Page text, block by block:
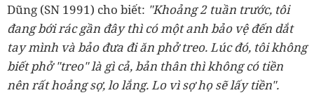
Dũng (SN 1991) cho biết: "Khoảng 2 tuần trước, tôi
đang bới rác gần đây thì có một anh bảo vệ đến dắt
tay mình và bảo đưa đi ăn phở treo. Lúc đó, tôi không
biết phở "treo" là gì cả, bản thân thì không có tiền
nên rất hoảng sợ, lo lắng. Lo vì sợ họ sẽ lấy tiền".